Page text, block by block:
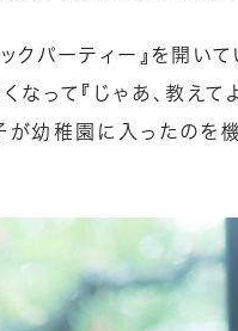
クパーティー』を開いて
って『じゃあ、教えて
が幼稚園に入ったのを機